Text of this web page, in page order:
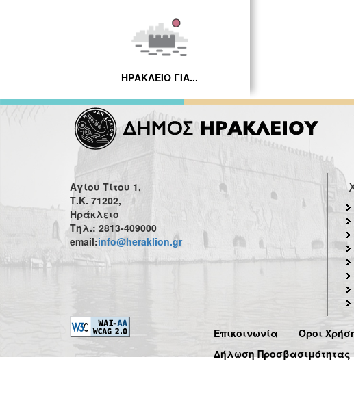
ΗΡΑΚΛΕΙΟ ΓΙΑ...
Αγίου Τίτου 1,
Τ.Κ. 71202,
Ηράκλειο
Τηλ.: 2813-409000
email:info@heraklion.gr
Επικοινωνία
Όροι
Δήλωση Προσβασιμότητας